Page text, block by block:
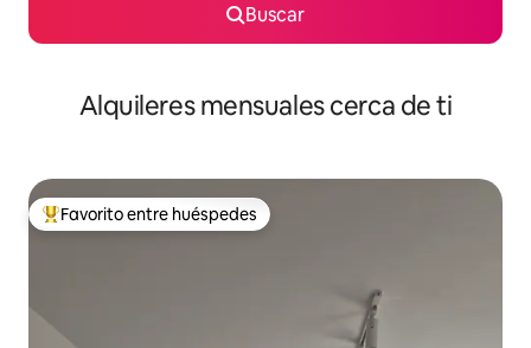
Buscar
Alquileres mensuales cerca de ti
Favorito entre huéspedes preferido
Favorito entre huéspedes